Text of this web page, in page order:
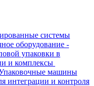
системы
оборудование -
упаковки в
и комплексы
машины
интеграции и контроля